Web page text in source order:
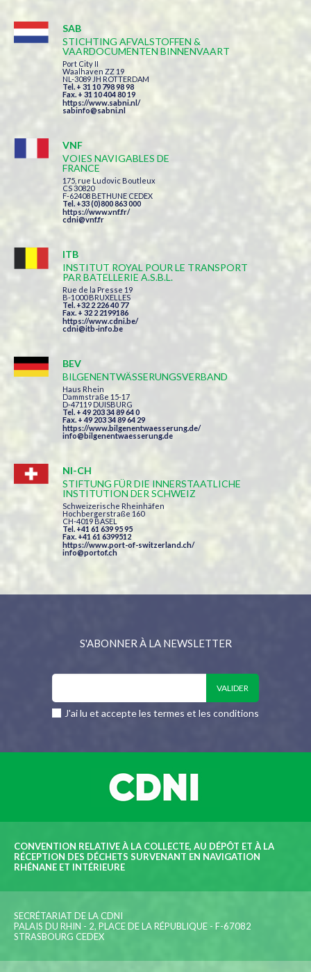
SAB
STICHTING AFVALSTOFFEN &
VAARDOCUMENTEN BINNENVAART
Port City II
Waalhaven ZZ 19
NL-3089 JH ROTTERDAM
Tel. + 31 10 798 98 98
Fax. + 31 10 404 80 19
https://www.sabni.nl/
sabinfo@sabni.nl
VNF
VOIES NAVIGABLES DE
FRANCE
175, rue Ludovic Boutleux
CS 30820
F-62408 BETHUNE CEDEX
Tel. +33 (0)800 863 000
https://www.vnf.fr/
cdni@vnf.fr
ITB
INSTITUT ROYAL POUR LE TRANSPORT
PAR BATELLERIE A.S.B.L.
Rue de la Presse 19
B-1000 BRUXELLES
Tel. +32 2 226 40 77
Fax. + 32 2 2199186
https://www.cdni.be/
cdni@itb-info.be
BEV
BILGENENTWÄSSERUNGSVERBAND
Haus Rhein
Dammstraße 15-17
D-47119 DUISBURG
Tel. + 49 203 34 89 64 0
Fax. + 49 203 34 89 64 29
https://www.bilgenentwaesserung.de/
info@bilgenentwaesserung.de
NI-CH
STIFTUNG FÜR DIE INNERSTAATLICHE
INSTITUTION DER SCHWEIZ
Schweizerische Rheinhäfen
Hochbergerstraße 160
CH-4019 BASEL
Tel. +41 61 639 95 95
Fax. +41 61 6399512
https://www.port-of-switzerland.ch/
info@portof.ch
S'ABONNER À LA NEWSLETTER
J'ai lu et accepte les termes et les conditions
CONVENTION RELATIVE À LA COLLECTE, AU DÉPÔT ET À LA
RÉCEPTION DES DÉCHETS SURVENANT EN NAVIGATION
RHÉNANE ET INTÉRIEURE
SECRÉTARIAT DE LA CDNI
PALAIS DU RHIN - 2, PLACE DE LA RÉPUBLIQUE - F-67082
STRASBOURG CEDEX